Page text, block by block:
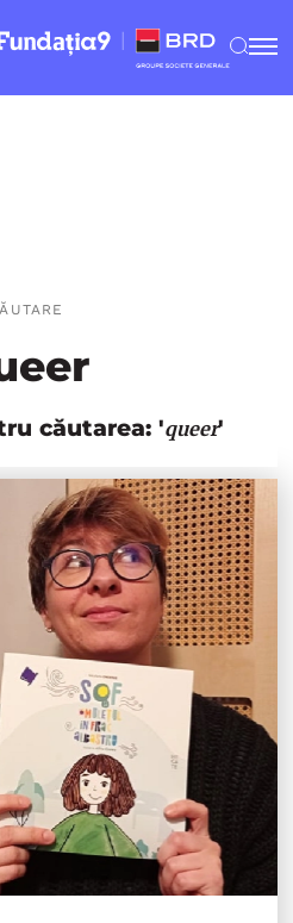
căutarea: 'queer'